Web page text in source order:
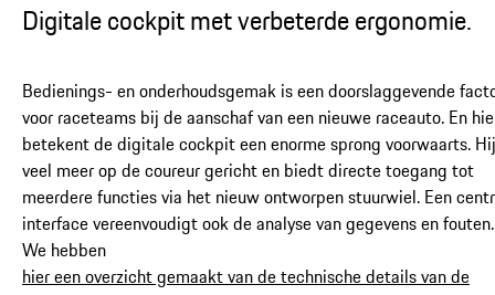
Digitale cockpit met verbeterde ergonomie.
Bedienings- en onderhoudsgemak is een doorslaggevende
voor raceteams bij de aanschaf van een nieuwe raceauto. En
betekent de digitale cockpit een enorme sprong voorwaarts.
veel meer op de coureur gericht en biedt directe toegang tot
meerdere functies via het nieuw ontworpen stuurwiel. Een
interface vereenvoudigt ook de analyse van gegevens en fouten.
We hebben
hier een overzicht gemaakt van de technische details van de